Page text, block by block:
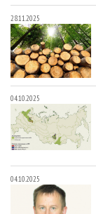
28.11.2025
04.10.2025
04.10.2025